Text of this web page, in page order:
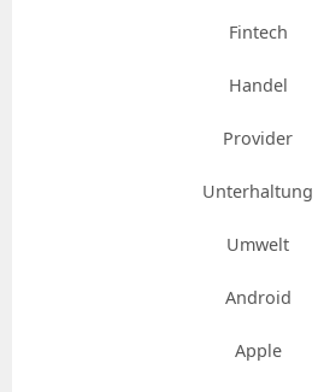
Fintech
Handel
Provider
Unterhaltung
Umwelt
Android
Apple